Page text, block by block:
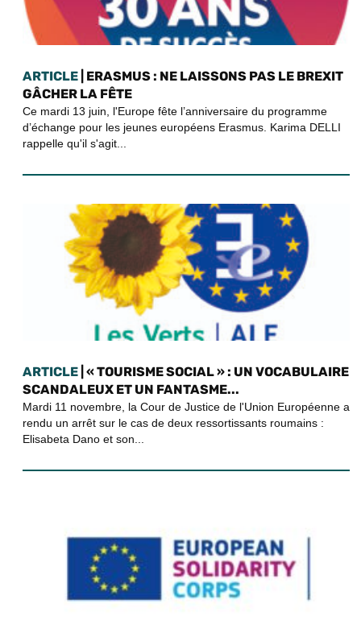
ARTICLE | ERASMUS : NE LAISSONS PAS LE BREXIT
GÂCHER LA FÊTE
Ce mardi 13 juin, l'Europe fête l’anniversaire du programme
d’échange pour les jeunes européens Erasmus. Karima DELLI
rappelle qu'il s'agit...
ARTICLE | « TOURISME SOCIAL » : UN VOCABULAIRE
SCANDALEUX ET UN FANTASME...
Mardi 11 novembre, la Cour de Justice de l'Union Européenne a
rendu un arrêt sur le cas de deux ressortissants roumains :
Elisabeta Dano et son...